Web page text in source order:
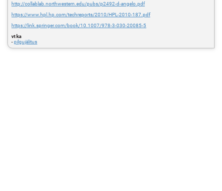
http://collablab.northwestern.edu/pubs/p2492-d-angelo.pdf
https://www.hpl.hp.com/techreports/2010/HPL-2010-187.pdf
https://link.springer.com/book/10.1007/978-3-030-20085-5
vt ka
-pilgujälitus